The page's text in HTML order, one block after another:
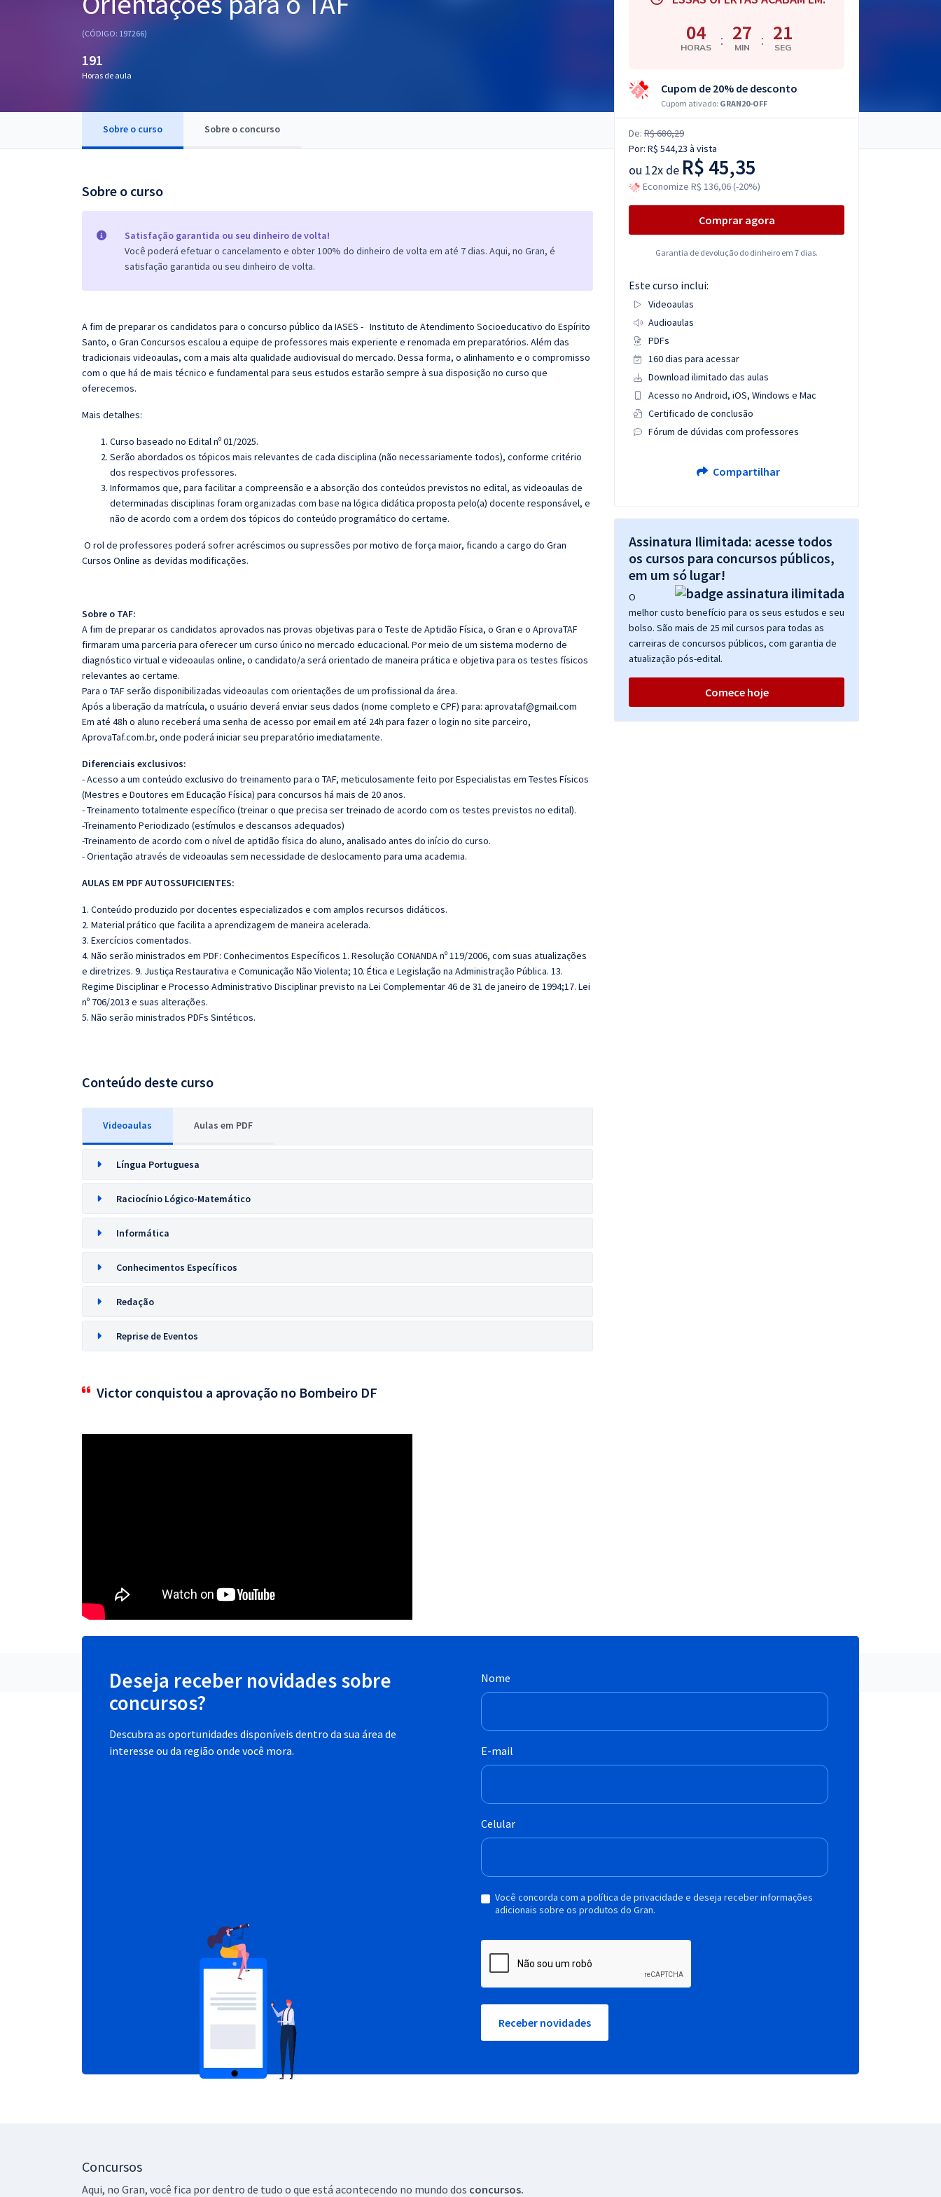
Questões grátis
(CÓDIGO: 197266)
191
Horas de aula
Sobre o curso Sobre o concurso
Sobre o curso
Satisfação garantida ou seu dinheiro de volta!
Você poderá efetuar o cancelamento e obter 100% do dinheiro de volta em até 7 dias. Aqui, no Gran, é
satisfação garantida ou seu dinheiro de volta.
A fim de preparar os candidatos para o concurso público da IASES - Instituto de Atendimento Socioeducativo do Espírito
Santo, o Gran Concursos escalou a equipe de professores mais experiente e renomada em preparatórios. Além das
tradicionais videoaulas, com a mais alta qualidade audiovisual do mercado. Dessa forma, o alinhamento e o compromisso
com o que há de mais técnico e fundamental para seus estudos estarão sempre à sua disposição no curso que
oferecemos.
Mais detalhes:
Curso baseado no Edital nº 01/2025.
Serão abordados os tópicos mais relevantes de cada disciplina (não necessariamente todos), conforme critério
dos respectivos professores.
Informamos que, para facilitar a compreensão e a absorção dos conteúdos previstos no edital, as videoaulas de
determinadas disciplinas foram organizadas com base na lógica didática proposta pelo(a) docente responsável, e
não de acordo com a ordem dos tópicos do conteúdo programático do certame.
O rol de professores poderá sofrer acréscimos ou supressões por motivo de força maior, ficando a cargo do Gran
Cursos Online as devidas modificações.
Sobre o TAF:
A fim de preparar os candidatos aprovados nas provas objetivas para o Teste de Aptidão Física, o Gran e o AprovaTAF
firmaram uma parceria para oferecer um curso único no mercado educacional. Por meio de um sistema moderno de
diagnóstico virtual e videoaulas online, o candidato/a será orientado de maneira prática e objetiva para os testes físicos
relevantes ao certame.
Para o TAF serão disponibilizadas videoaulas com orientações de um profissional da área.
Após a liberação da matrícula, o usuário deverá enviar seus dados (nome completo e CPF) para: aprovataf@gmail.com
Em até 48h o aluno receberá uma senha de acesso por email em até 24h para fazer o login no site parceiro,
AprovaTaf.com.br, onde poderá iniciar seu preparatório imediatamente.
Diferenciais exclusivos:
- Acesso a um conteúdo exclusivo do treinamento para o TAF, meticulosamente feito por Especialistas em Testes Físicos
(Mestres e Doutores em Educação Física) para concursos há mais de 20 anos.
- Treinamento totalmente específico (treinar o que precisa ser treinado de acordo com os testes previstos no edital).
-Treinamento Periodizado (estímulos e descansos adequados)
-Treinamento de acordo com o nível de aptidão física do aluno, analisado antes do início do curso.
- Orientação através de videoaulas sem necessidade de deslocamento para uma academia.
AULAS EM PDF AUTOSSUFICIENTES:
1. Conteúdo produzido por docentes especializados e com amplos recursos didáticos.
2. Material prático que facilita a aprendizagem de maneira acelerada.
3. Exercícios comentados.
4. Não serão ministrados em PDF: Conhecimentos Específicos 1. Resolução CONANDA nº 119/2006, com suas atualizações
e diretrizes. 9. Justiça Restaurativa e Comunicação Não Violenta; 10. Ética e Legislação na Administração Pública. 13.
Regime Disciplinar e Processo Administrativo Disciplinar previsto na Lei Complementar 46 de 31 de janeiro de 1994;17. Lei
nº 706/2013 e suas alterações.
5. Não serão ministrados PDFs Sintéticos.
Conteúdo deste curso
Videoaulas Aulas em PDF
Língua Portuguesa
Raciocínio Lógico-Matemático
Informática
Conhecimentos Específicos
Redação
Reprise de Eventos
Victor conquistou a aprovação no Bombeiro DF
04
HORAS : 27
MIN : 20
SEG
Cupom de 20% de desconto
Cupom ativado: GRAN20-OFF
De: R$ 680,29
Por: R$ 544,23 à vista
ou 12x de R$ 45,35
Economize R$ 136,06 (-20%)
Comprar agora
Garantia de devolução do dinheiro em 7 dias.
Este curso inclui:
Videoaulas
Audioaulas
PDFs
160 dias para acessar
Download ilimitado das aulas
Acesso no Android, iOS, Windows e Mac
Certificado de conclusão
Fórum de dúvidas com professores
Compartilhar
Assinatura Ilimitada: acesse todos
os cursos para concursos públicos,
em um só lugar!
O
melhor custo benefício para os seus estudos e seu
bolso. São mais de 25 mil cursos para todas as
carreiras de concursos públicos, com garantia de
atualização pós-edital.
Comece hoje
Deseja receber novidades sobre
concursos?
Descubra as oportunidades disponíveis dentro da sua área de
interesse ou da região onde você mora.
Nome
E-mail
Celular
Você concorda com a política de privacidade e deseja receber informações
adicionais sobre os produtos do Gran.
Receber novidades
Concursos
Aqui, no Gran, você fica por dentro de tudo o que está acontecendo no mundo dos concursos.